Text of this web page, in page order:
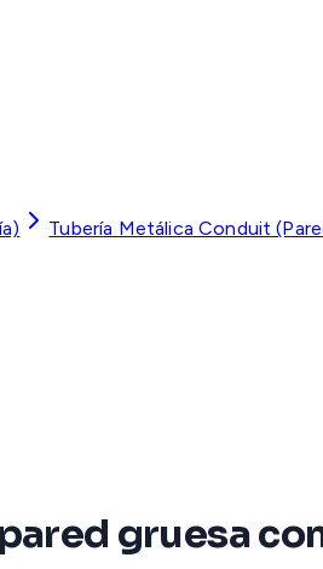
Tubería Metálica Conduit
gruesa